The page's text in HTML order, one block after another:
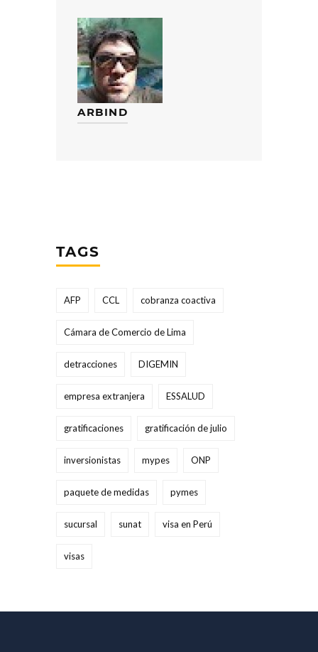
ARBIND
TAGS
AFP CCL cobranza coactiva
Cámara de Comercio de Lima
detracciones DIGEMIN
empresa extranjera ESSALUD
gratificaciones gratificación de julio
inversionistas mypes ONP
paquete de medidas pymes
sucursal sunat visa en Perú
visas